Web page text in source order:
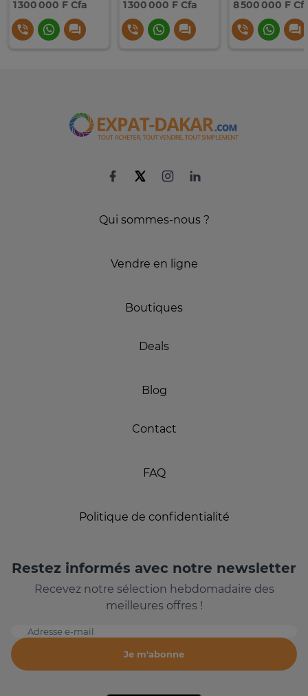
1 300 000 F Cfa 1 300 000 F Cfa 8 500 000 F
Qui sommes-nous ?
Vendre en ligne
Boutiques
Deals
Blog
Contact
FAQ
Politique de confidentialité
Restez informés avec notre newsletter
Recevez notre sélection hebdomadaire des
meilleures offres !
Adresse e-mail
Je m'abonne